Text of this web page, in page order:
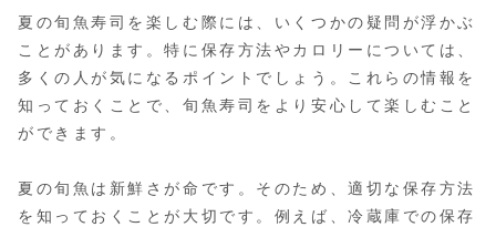
夏の旬魚寿司を楽しむ際には、いくつかの疑問が浮かぶ
ことがあります。特に保存方法やカロリーについては、
多くの人が気になるポイントでしょう。これらの情報を
知っておくことで、旬魚寿司をより安心して楽しむこと
ができます。
夏の旬魚は新鮮さが命です。そのため、適切な保存方法
を知っておくことが大切です。例えば、冷蔵庫での保存